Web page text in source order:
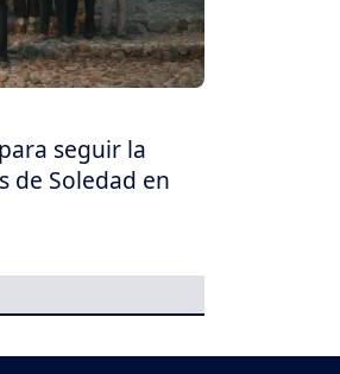
seguir la
de Soledad en